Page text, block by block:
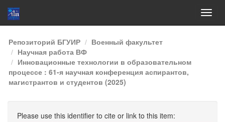
Skip
navigation
Репозиторий БГУИР
Военный факультет
Научная работа ВФ
Инновационные технологии в образовательном
процессе : 61-я научная конференция аспирантов,
магистрантов и студентов (2025)
Please use this identifier to cite or link to this item: